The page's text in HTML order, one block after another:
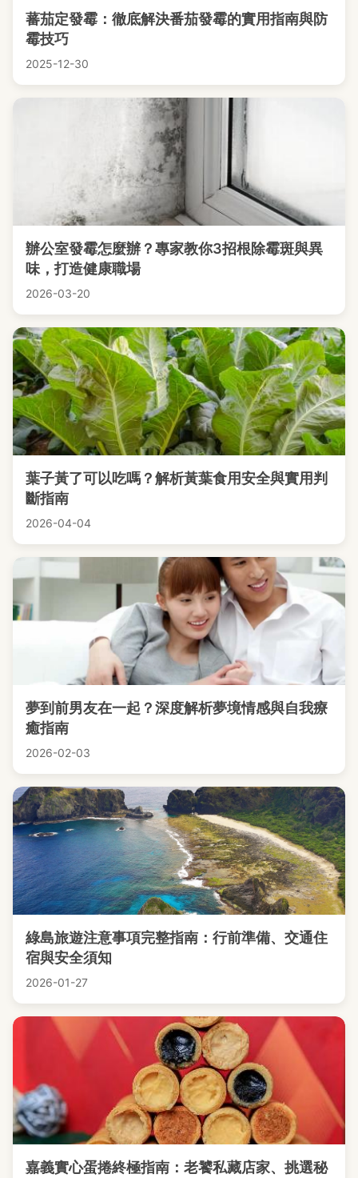
蕃茄定發霉：徹底解決番茄發霉的實用指南與防
霉技巧
2025-12-30
辦公室發霉怎麼辦？專家教你3招根除霉斑與異
味，打造健康職場
2026-03-20
葉子黃了可以吃嗎？解析黃葉食用安全與實用判
斷指南
2026-04-04
夢到前男友在一起？深度解析夢境情感與自我療
癒指南
2026-02-03
綠島旅遊注意事項完整指南：行前準備、交通住
宿與安全須知
2026-01-27
嘉義實心蛋捲終極指南：老饕私藏店家、挑選秘